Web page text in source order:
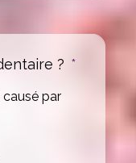
? *
par